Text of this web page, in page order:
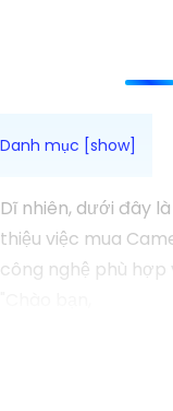
Dĩ nhiên, dưới đây
thiệu việc mua
công nghệ phù hợp
Bạn đang tìm kiếm
chiết khấu hấp
- dòng sản phẩm